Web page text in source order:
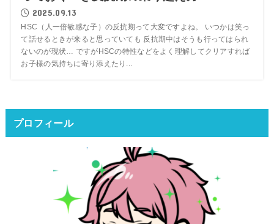
2025.09.13
HSC（人一倍敏感な子）の反抗期って大変ですよね。 いつかは笑っ
て話せるときが来ると思っていても 反抗期中はそうも行ってはられ
ないのが現状… ですがHSCの特性などをよく理解してクリアすれば
お子様の気持ちに寄り添えたり...
プロフィール